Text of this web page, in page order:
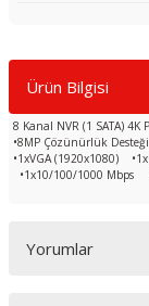
Ürün Bilgisi
8 Kanal NVR (1 SATA) 4K
•8MP Çözünürlük
•1xVGA (1920x1080)
•1x10/100/1000 Mbps
Yorumlar